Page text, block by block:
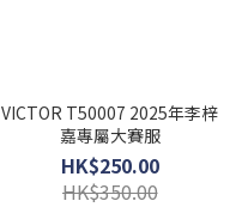
VICTOR T50007 2025年李梓
嘉專屬大賽服
HK$250.00
HK$350.00